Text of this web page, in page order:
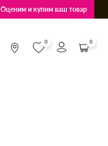
Оценим и купим ваш товар
0 0